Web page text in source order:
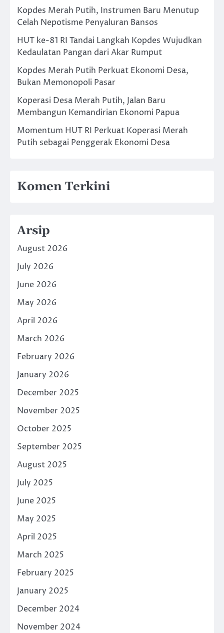
Kopdes Merah Putih, Instrumen Baru Menutup
Celah Nepotisme Penyaluran Bansos
HUT ke-81 RI Tandai Langkah Kopdes Wujudkan
Kedaulatan Pangan dari Akar Rumput
Kopdes Merah Putih Perkuat Ekonomi Desa,
Bukan Memonopoli Pasar
Koperasi Desa Merah Putih, Jalan Baru
Membangun Kemandirian Ekonomi Papua
Momentum HUT RI Perkuat Koperasi Merah
Putih sebagai Penggerak Ekonomi Desa
Komen Terkini
Arsip
August 2026
July 2026
June 2026
May 2026
April 2026
March 2026
February 2026
January 2026
December 2025
November 2025
October 2025
September 2025
August 2025
July 2025
June 2025
May 2025
April 2025
March 2025
February 2025
January 2025
December 2024
November 2024